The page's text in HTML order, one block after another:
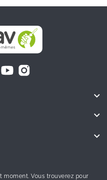



moment. Vous trouverez pour